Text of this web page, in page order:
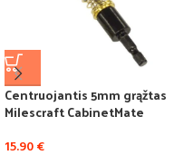
Centruojantis 5mm grąžtas
Milescraft CabinetMate
15.90€